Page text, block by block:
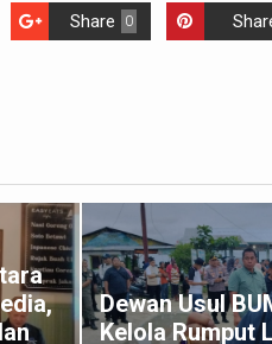
0
Share
Dewan Usul
Kelola Rumput